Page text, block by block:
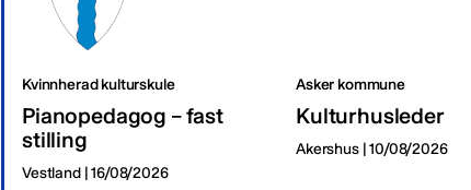
Kvinnherad kulturskule
Pianopedagog – fast
stilling
Vestland | 16/08/2026
Asker kommune
Kulturhusleder
Akershus | 10/08/2026